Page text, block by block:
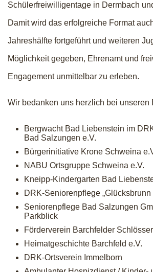
Schülerfreiwilligentage in Dermbach
Damit wird das erfolgreiche Format
Jahreshälfte fortgeführt und weiteren
Möglichkeit gegeben, Ehrenamt und
Engagement unmittelbar zu erleben.
Wir bedanken uns herzlich bei unseren
Bergwacht Bad Liebenstein im
Bad Salzungen e.V.
Bürgerinitiative Krone Schweina
NABU Ortsgruppe Schweina e.V.
Kneipp-Kindergarten Bad
DRK-Seniorenpflege „Glücksbrunn
Seniorenpflege Bad Salzungen
Parkblick
Förderverein Barchfelder
Heimatgeschichte Barchfeld e.V.
DRK-Ortsverein Immelborn